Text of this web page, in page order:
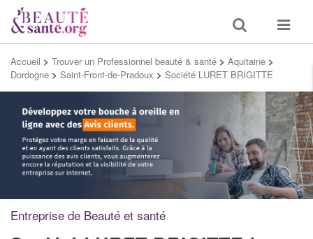
Toggle
search
Toggle
Accueil > Trouver un Professionnel beauté & santé > Aquitaine >
Dordogne > Saint-Front-de-Pradoux > Société LURET BRIGITTE
Entreprise de Beauté et santé